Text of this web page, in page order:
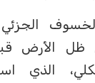
ظل الأرض
الذي